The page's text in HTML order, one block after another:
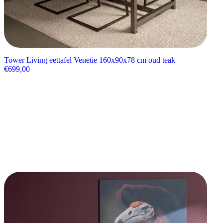
Tower Living eettafel Venetie 160x90x78 cm oud teak
€699,00